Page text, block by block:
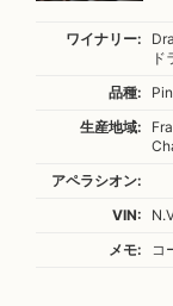
ワイナリー:
ド
品種:
生産地域:
アペラシオン:
VIN:
メモ:
コ